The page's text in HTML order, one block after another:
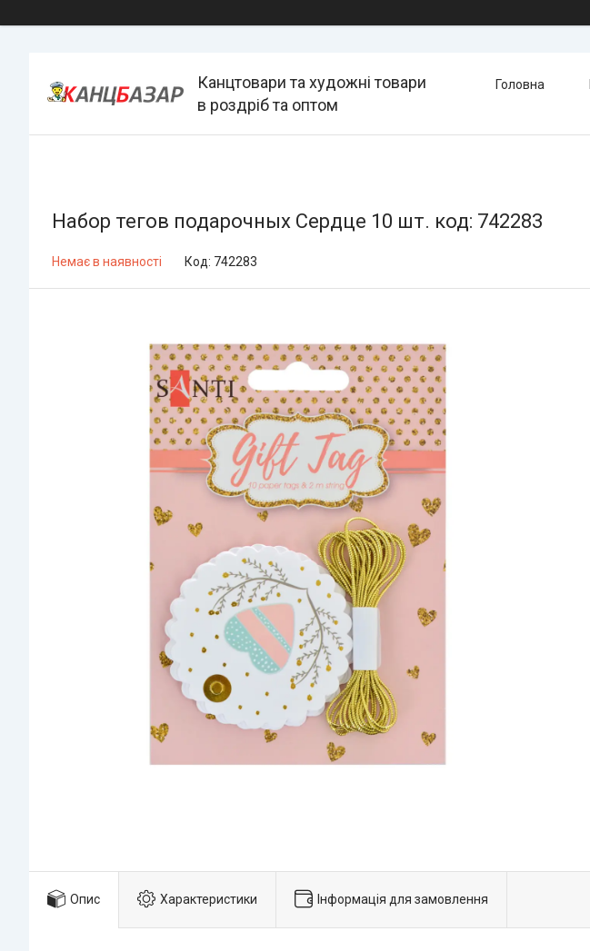
Канцтовари та художні товари
в роздріб та оптом
Головна
Набор тегов подарочных Сердце 10 шт. код: 742283
Немає в наявності Код: 742283
Опис Характеристики Інформація для замовлення